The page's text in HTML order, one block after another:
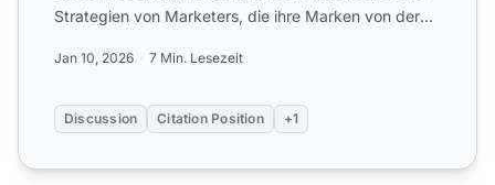
Strategien von Marketers, die ihre Marken von der
Jan 10, 2026 7 Min. Lesezeit
Discussion Citation Position +1